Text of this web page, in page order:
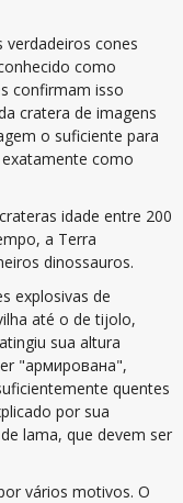
verdadeiros cones
como
confirmam isso
cratera de imagens
o suficiente para
como
idade entre 200
a Terra
dinossauros.
explosivas de
até o de tijolo,
sua altura
"армирована",
quentes
por sua
lama, que devem ser
vários motivos. O